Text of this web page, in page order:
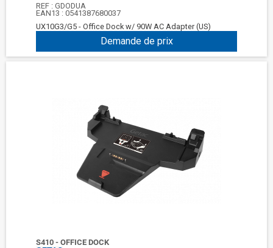
REF :GDODUA
EAN13 :0541387680037
UX10G3/G5 - Office Dock w/ 90W AC Adapter (US)
Demande de prix
S410 - OFFICE DOCK